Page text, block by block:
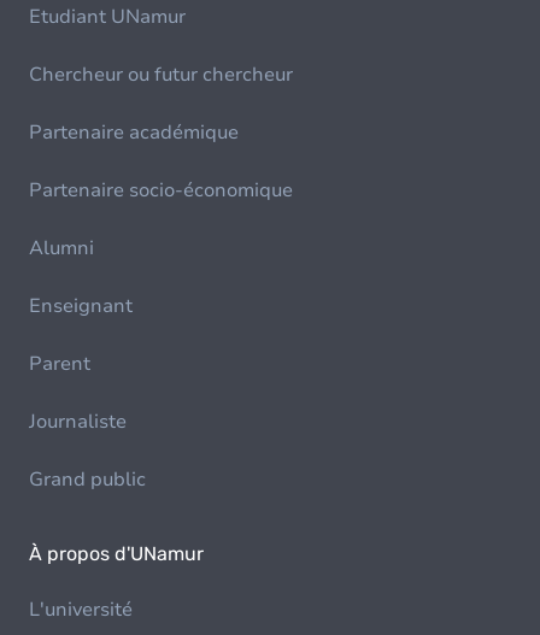
Etudiant UNamur
Chercheur ou futur chercheur
Partenaire académique
Partenaire socio-économique
Alumni
Enseignant
Parent
Journaliste
Grand public
À propos d'UNamur
L'université